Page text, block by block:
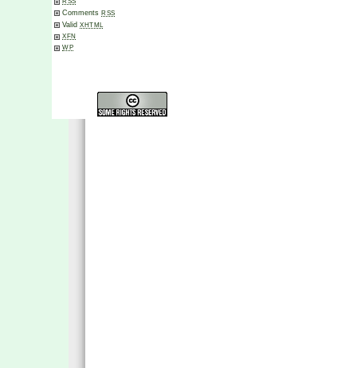
Comments RSS
Valid XHTML
XFN
WP